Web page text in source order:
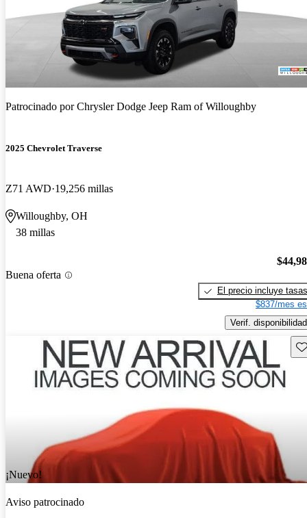
Patrocinado porChrysler Dodge Jeep Ram of Willoughby
2025 Chevrolet Traverse
Z71 AWD 19,256 millas
Willoughby, OH
38 millas
Buena oferta
El precio incluye tasas
$837/mes
Verif. disponibilidad
¡Nuevo!
Aviso patrocinado